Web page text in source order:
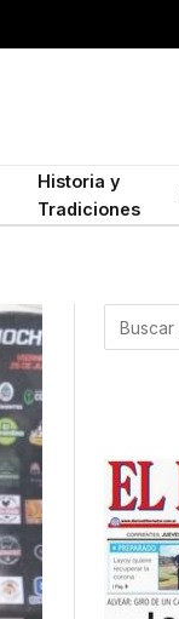
Historia y
Tradiciones